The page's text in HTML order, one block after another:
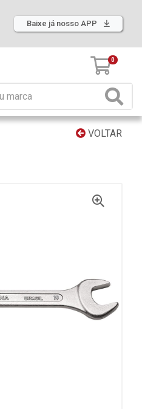
Baixe já nosso APP
0
VOLTAR